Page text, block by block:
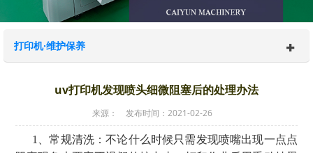
打印机·维护保养
uv打印机发现喷头细微阻塞后的处理办法
来源： 发布时间：2021-02-26
1、常规清洗：不论什么时候只需发现喷嘴出现一点点